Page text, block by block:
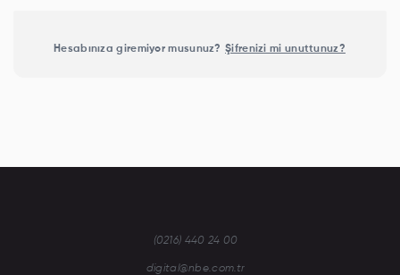
Hesabınıza giremiyor musunuz? Şifrenizi mi unuttunuz?
(0216) 440 24 00
digital@nbe.com.tr